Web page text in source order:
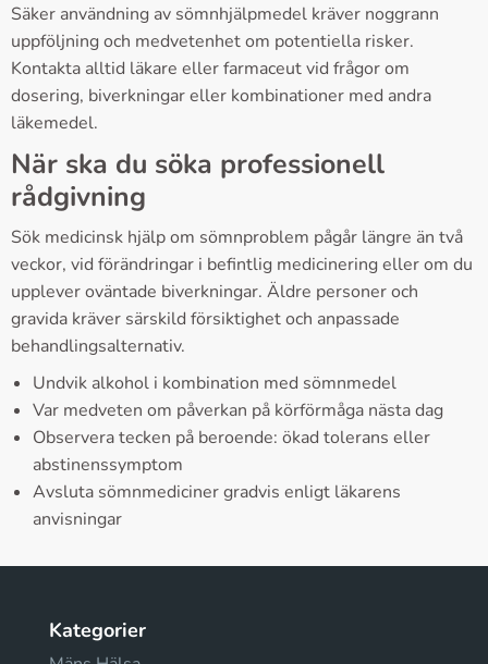
Säker användning av sömnhjälpmedel kräver noggrann
uppföljning och medvetenhet om potentiella risker.
Kontakta alltid läkare eller farmaceut vid frågor om
dosering, biverkningar eller kombinationer med andra
läkemedel.
När ska du söka professionell
rådgivning
Sök medicinsk hjälp om sömnproblem pågår längre än två
veckor, vid förändringar i befintlig medicinering eller om du
upplever oväntade biverkningar. Äldre personer och
gravida kräver särskild försiktighet och anpassade
behandlingsalternativ.
Undvik alkohol i kombination med sömnmedel
Var medveten om påverkan på körförmåga nästa dag
Observera tecken på beroende: ökad tolerans eller
abstinenssymptom
Avsluta sömnmediciner gradvis enligt läkarens
anvisningar
Kategorier